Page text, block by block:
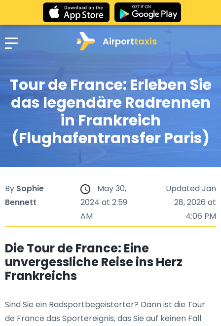
Airporttaxis
Tour de France: Erleben Sie
das legendäre Radrennen
in Frankreich
(Flughafentransfer Paris)
By Sophie
Bennett
May 30,
2024 at 2:59
AM
Updated Jan
28, 2026 at
4:06 PM
Die Tour de France: Eine
unvergessliche Reise ins Herz
Frankreichs
Sind Sie ein Radsportbegeisterter? Dann ist die Tour
de France das Sportereignis, das Sie auf keinen Fall